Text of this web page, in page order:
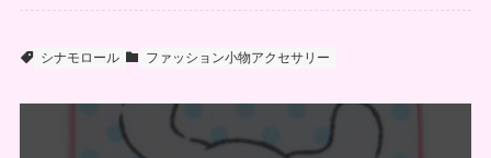
シナモロール ファッション小物アクセサリー